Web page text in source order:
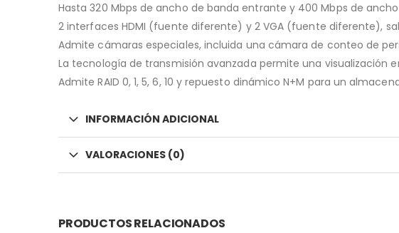
Hasta 320 Mbps de ancho de banda entrante y 400 Mbps de
2 interfaces HDMI (fuente diferente) y 2 VGA (fuente diferente),
Admite cámaras especiales, incluida una cámara de conteo de
La tecnología de transmisión avanzada permite una visualización
Admite RAID 0, 1, 5, 6, 10 y repuesto dinámico N+M para un
INFORMACIÓN ADICIONAL
VALORACIONES (0)
PRODUCTOS RELACIONADOS